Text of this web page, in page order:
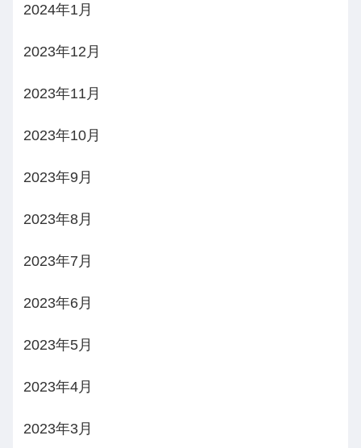
2024年1月
2023年12月
2023年11月
2023年10月
2023年9月
2023年8月
2023年7月
2023年6月
2023年5月
2023年4月
2023年3月